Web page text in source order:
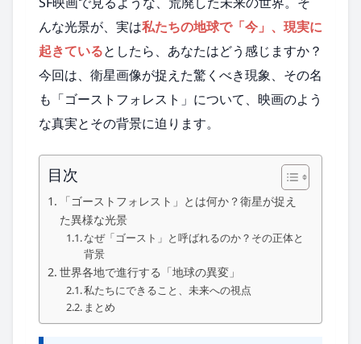
んな光景が、実は私たちの地球で「今」、現実に
起きているとしたら、あなたはどう感じますか？
今回は、衛星画像が捉えた驚くべき現象、その名
も「ゴーストフォレスト」について、映画のよう
な真実とその背景に迫ります。
目次
「ゴーストフォレスト」とは何か？衛星が捉え
た異様な光景
なぜ「ゴースト」と呼ばれるのか？その正体と
背景
世界各地で進行する「地球の異変」
私たちにできること、未来への視点
まとめ